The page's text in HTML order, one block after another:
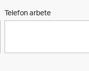
Telefon arbete